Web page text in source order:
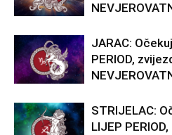
JARAC:
PERIOD,
STRIJELAC:
LIJEP